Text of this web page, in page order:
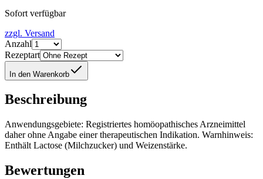
Sofort verfügbar
zzgl. Versand
Anzahl
Rezeptart
In den Warenkorb
Beschreibung
Anwendungsgebiete: Registriertes homöopathisches Arzneimittel
daher ohne Angabe einer therapeutischen Indikation. Warnhinweis:
Enthält Lactose (Milchzucker) und Weizenstärke.
Bewertungen